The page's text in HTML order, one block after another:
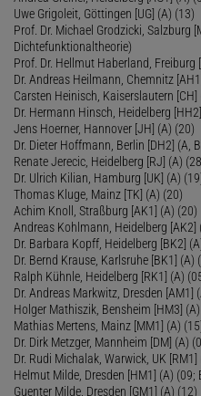
Uwe Grigoleit, Göttingen [UG] (A) (13)
Prof. Dr. Michael Grodzicki, Salzburg
Dichtefunktionaltheorie)
Prof. Dr. Hellmut Haberland, Freiburg
Dr. Andreas Heilmann, Chemnitz
Carsten Heinisch, Kaiserslautern [CH]
Dr. Hermann Hinsch, Heidelberg
Jens Hoerner, Hannover [JH] (A) (20)
Dr. Dieter Hoffmann, Berlin [DH2] (A,
Renate Jerecic, Heidelberg [RJ] (A)
Dr. Ulrich Kilian, Hamburg [UK] (A)
Thomas Kluge, Mainz [TK] (A) (20)
Achim Knoll, Straßburg [AK1] (A) (20)
Andreas Kohlmann, Heidelberg [AK2]
Dr. Barbara Kopff, Heidelberg [BK2]
Dr. Bernd Krause, Karlsruhe [BK1] (A)
Ralph Kühnle, Heidelberg [RK1] (A)
Dr. Andreas Markwitz, Dresden [AM1]
Holger Mathiszik, Bensheim [HM3]
Mathias Mertens, Mainz [MM1] (A)
Dr. Dirk Metzger, Mannheim [DM] (A)
Dr. Rudi Michalak, Warwick, UK [RM1]
Helmut Milde, Dresden [HM1] (A) (09;
Guenter Milde, Dresden [GM1] (A) (12)